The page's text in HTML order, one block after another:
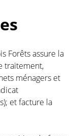
Forêts assure la
traitement,
ménagers et
et facture la